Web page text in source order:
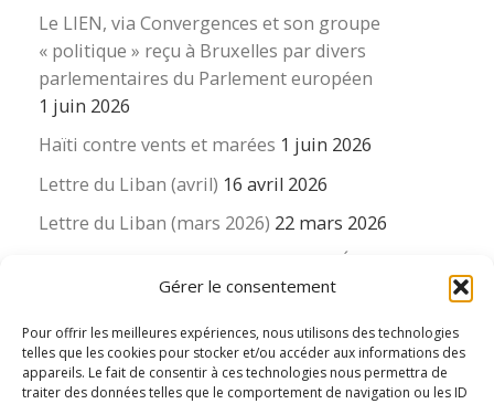
Gérer le consentement
Pour offrir les meilleures expériences, nous utilisons des technologies
telles que les cookies pour stocker et/ou accéder aux informations des
appareils. Le fait de consentir à ces technologies nous permettra de
traiter des données telles que le comportement de navigation ou les ID
Le LIEN, via Convergences et son groupe
« politique » reçu à Bruxelles par divers
parlementaires du Parlement européen
1 juin 2026
Haïti contre vents et marées 1 juin 2026
Lettre du Liban (avril) 16 avril 2026
Lettre du Liban (mars 2026) 22 mars 2026
La revue « Educateur » décapitée ? L’Éducation
nouvelle et ses liens avec la revue du Syndicat
16 mars 2026